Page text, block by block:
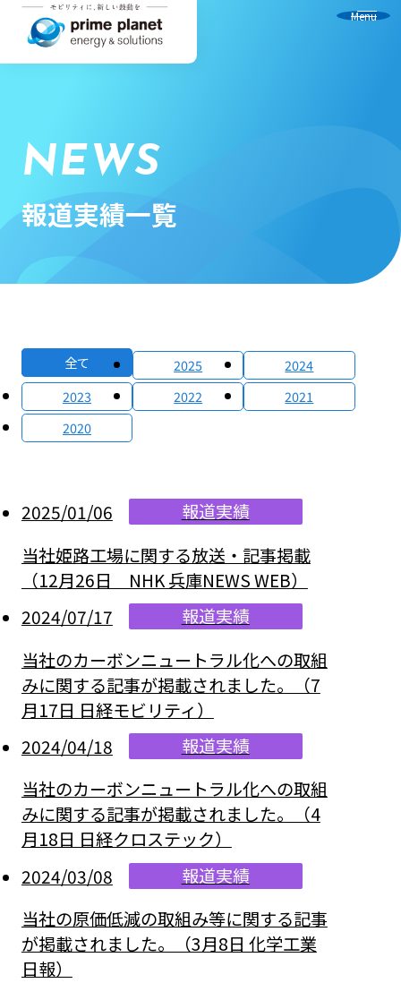
Menu
NEWS
報道実績一覧
全て 2025
2024
2023
2022
2021
2020
2025/01/06
報道実績
当社姫路工場に関する放送・記事掲載
（12月26日 NHK 兵庫NEWS WEB）
2024/07/17
報道実績
当社のカーボンニュートラル化への取組
みに関する記事が掲載されました。（7
月17日 日経モビリティ）
2024/04/18
報道実績
当社のカーボンニュートラル化への取組
みに関する記事が掲載されました。（4
月18日 日経クロステック）
2024/03/08
報道実績
当社の原価低減の取組み等に関する記事
が掲載されました。（3月8日 化学工業
日報）